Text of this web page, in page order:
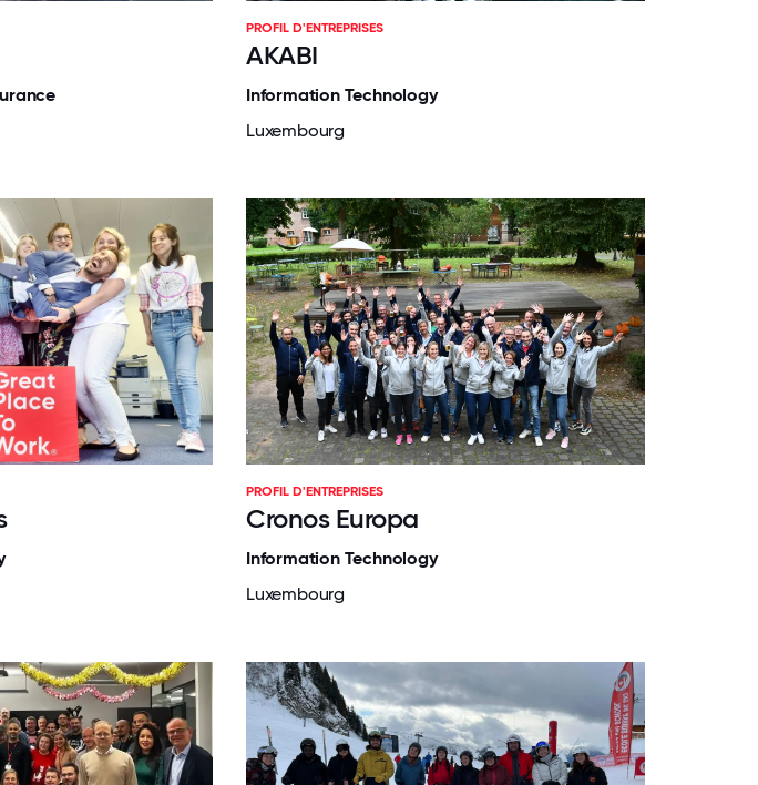
PROFIL D'ENTREPRISES
AKABI
Information Technology
Luxembourg
PROFIL D'ENTREPRISES
Cronos Europa
Information Technology
Luxembourg